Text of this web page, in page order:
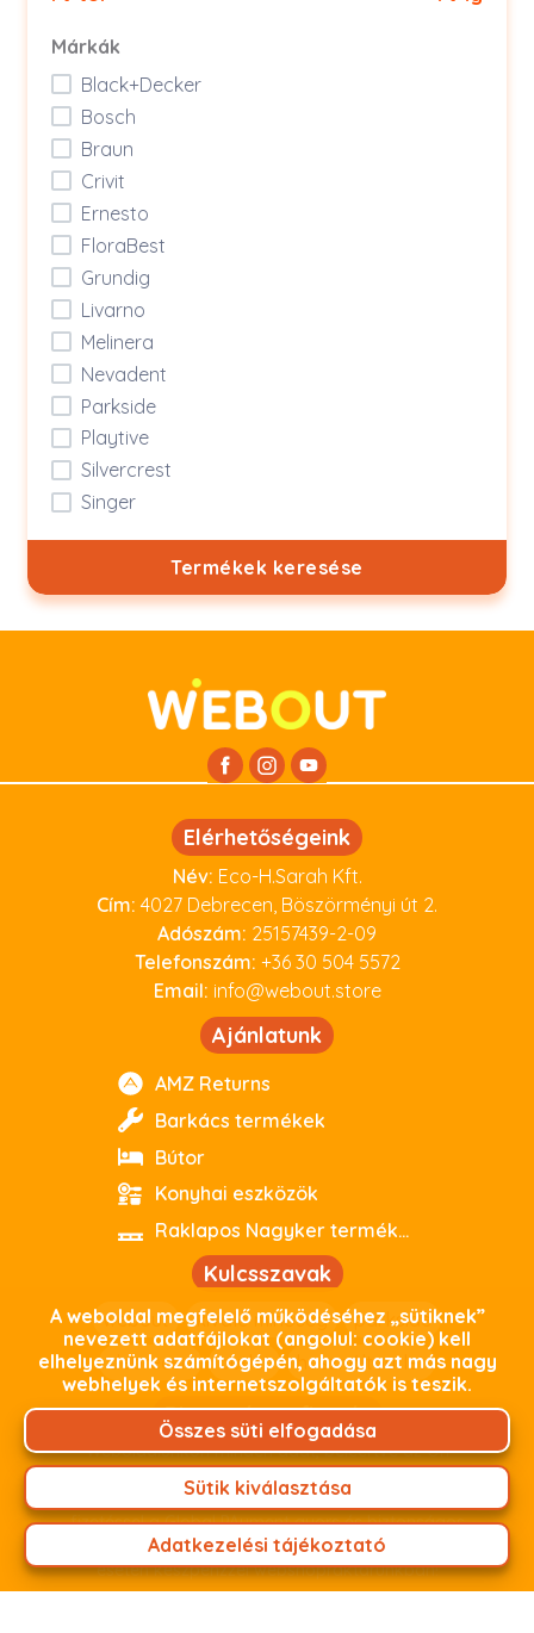
Márkák
Black+Decker
Bosch
Braun
Crivit
Ernesto
FloraBest
Grundig
Livarno
Melinera
Nevadent
Parkside
Playtive
Silvercrest
Singer
Termékek keresése
Elérhetőségeink
Név: Eco-H.Sarah Kft.
Cím: 4027 Debrecen, Böszörményi út 2.
Adószám: 25157439-2-09
Telefonszám: +36 30 504 5572
Email: info@webout.store
Ajánlatunk
AMZ Returns
Barkács termékek
Bútor
Konyhai eszközök
Raklapos Nagyker termékeink
Kulcsszavak
webout kiváló minőség
parkside
debrecen
outlet használtoutlet
Biztonságos fizetés
Weboldalunkon minden adat, beleértve az Ön
személyes adatait, titkosított kapcsolaton keresztül
zajlik. Termékeink árát fizetheti online bankkártyás
fizetéssel a Global PAyment gyors és biztonságos
fizetési felületünkön keresztül, vagy személyes átvétel
esetén készpénzzel webshopraktárunkban!
A weboldal megfelelő működéséhez „sütiknek”
nevezett adatfájlokat (angolul: cookie) kell
elhelyeznünk számítógépén, ahogy azt más nagy
webhelyek és internetszolgáltatók is teszik.
Összes süti elfogadása
Sütik kiválasztása
Adatkezelési tájékoztató